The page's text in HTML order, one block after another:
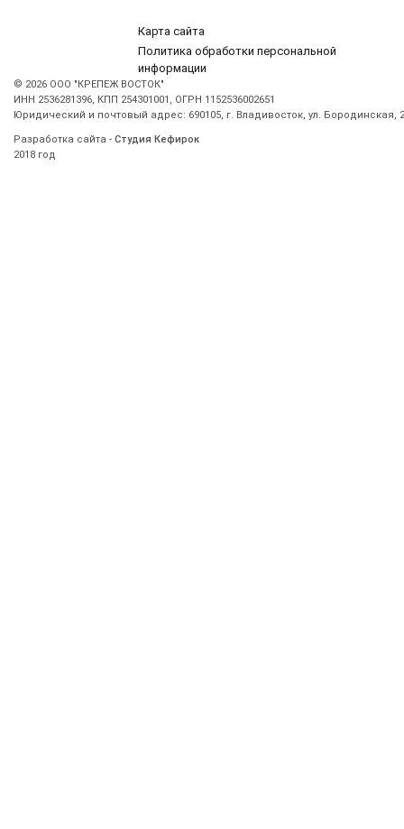
Карта сайта
Политика обработки персональной
информации
© 2026 ООО "КРЕПЕЖ ВОСТОК"
ИНН 2536281396, КПП 254301001, ОГРН 1152536002651
Юридический и почтовый адрес: 690105, г. Владивосток, ул. Бородинская,
Разработка сайта - Студия Кефирок
2018 год